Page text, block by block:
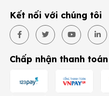
Kết nối với chúng tôi
Chấp nhận thanh toán